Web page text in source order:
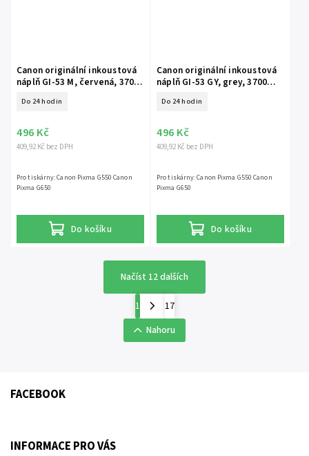
Canon originální inkoustová
náplň GI-53 M, červená, 3700
G550, G650
Do 24 hodin
409,92 Kč bez DPH
496 Kč
Do košíku
Pro tiskárny: Canon Pixma G550 Canon
Pixma G650
Canon originální inkoustová
náplň GI-53 GY, grey, 3700
G550, G650
Do 24 hodin
409,92 Kč bez DPH
496 Kč
Do košíku
Pro tiskárny: Canon Pixma G550 Canon
Pixma G650
Načíst 12 dalších
1
17
Nahoru
FACEBOOK
INFORMACE PRO VÁS